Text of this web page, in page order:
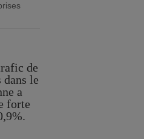
de
dans le
a
forte